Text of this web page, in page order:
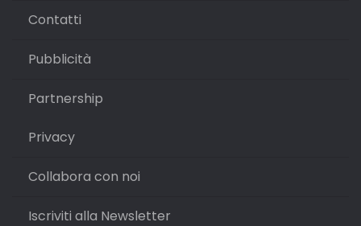
Contatti
Pubblicità
Partnership
Privacy
Collabora con noi
Iscriviti alla Newsletter